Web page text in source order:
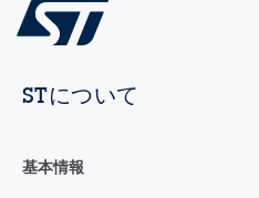
STについて
基本情報